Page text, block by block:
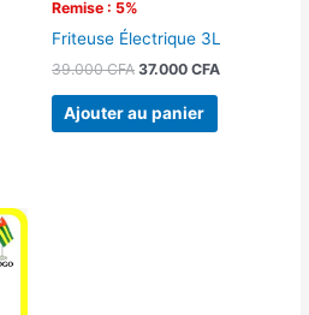
Remise : 5%
Friteuse Électrique 3L
39.000CFA 37.000 CFA
Ajouter au panier